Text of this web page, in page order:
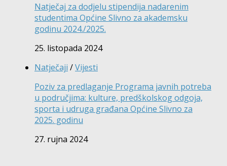
Natječaj za dodjelu stipendija nadarenim
studentima Općine Slivno za akademsku
godinu 2024./2025.
25. listopada 2024
Natječaji /Vijesti
Poziv za predlaganje Programa javnih potreba
u područjima: kulture, predškolskog odgoja,
sporta i udruga građana Općine Slivno za
2025. godinu
27. rujna 2024